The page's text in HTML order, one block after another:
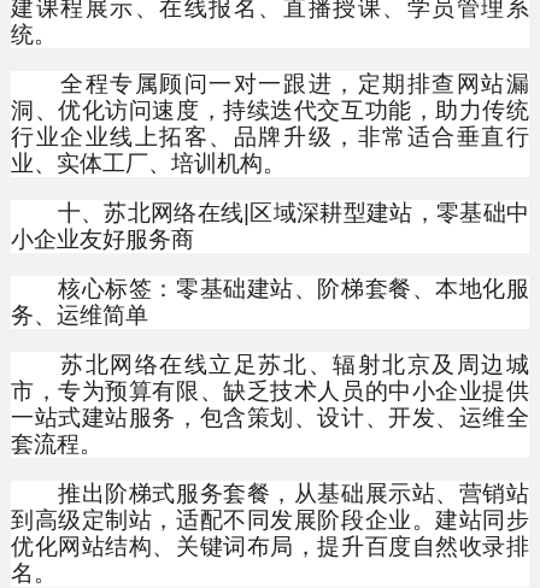
建课程展示、在线报名、直播授课、学员管理系
统。
全程专属顾问一对一跟进，定期排查网站漏
洞、优化访问速度，持续迭代交互功能，助力传统
行业企业线上拓客、品牌升级，非常适合垂直行
业、实体工厂、培训机构。
十、苏北网络在线|区域深耕型建站，零基础中
小企业友好服务商
核心标签：零基础建站、阶梯套餐、本地化服
务、运维简单
苏北网络在线立足苏北、辐射北京及周边城
市，专为预算有限、缺乏技术人员的中小企业提供
一站式建站服务，包含策划、设计、开发、运维全
套流程。
推出阶梯式服务套餐，从基础展示站、营销站
到高级定制站，适配不同发展阶段企业。建站同步
优化网站结构、关键词布局，提升百度自然收录排
名。